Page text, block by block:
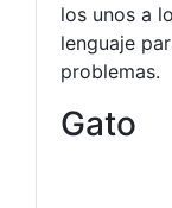
los unos a
lenguaje
problemas.
Gato